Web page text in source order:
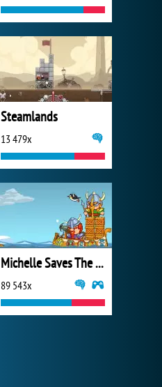
Steamlands
13 479x
Michelle Saves The World 2
89 543x